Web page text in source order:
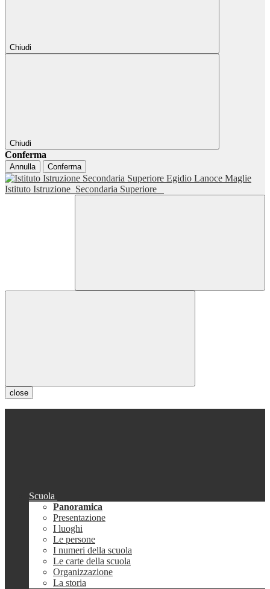
Chiudi
Chiudi
Conferma
Annulla Conferma
Istituto Istruzione Secondaria Superiore
close
Scuola
Panoramica
Presentazione
I luoghi
Le persone
I numeri della scuola
Le carte della scuola
Organizzazione
La storia